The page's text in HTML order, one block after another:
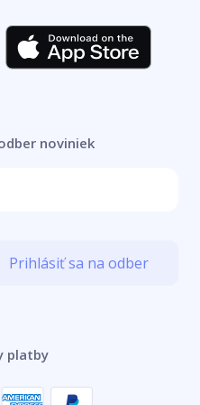
noviniek
Prihlásiť sa na odber
platby